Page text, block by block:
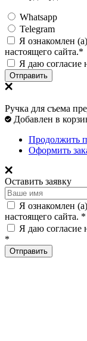
Whatsapp
Telegram
Я ознакомлен
настоящего сайта.*
Я даю согласие
Отправить
Ручка для съема
Добавлен в
Продолжить
Оформить
Оставить заявку
Я ознакомлен
настоящего сайта. *
Я даю согласие
*
Отправить